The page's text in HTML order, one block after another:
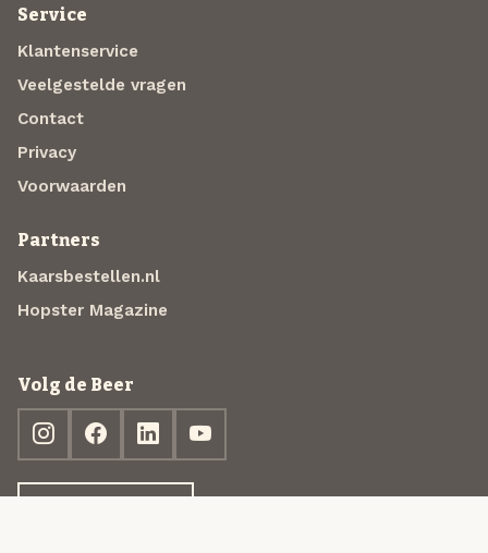
Service
Klantenservice
Veelgestelde vragen
Contact
Privacy
Voorwaarden
Partners
Kaarsbestellen.nl
Hopster Magazine
Volg de Beer